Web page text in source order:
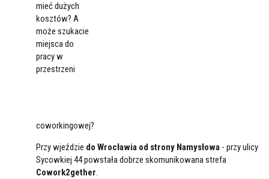
mieć dużych
kosztów? A
może szukacie
miejsca do
pracy w
przestrzeni
coworkingowej?
Przy wjeździe do Wrocławia od strony Namysłowa - przy ulicy
Sycowkiej 44 powstała dobrze skomunikowana strefa
Cowork2gether.